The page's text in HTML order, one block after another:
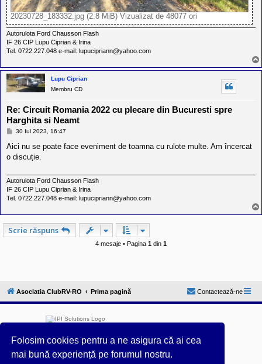
Folosim cookies pentru a ne asigura că ai cea
mai bună experiență pe forumul nostru.
20230728_183332.jpg (2.8 MiB) Vizualizat de 48077 ori
Autorulota Ford Chausson Flash
IF 26 CIP Lupu Ciprian & Irina
Tel. 0722.227.048 e-mail: lupucipriann@yahoo.com
Lupu Ciprian
Membru CD
Re: Circuit Romania 2022 cu plecare din Bucuresti spre
Harghita si Neamt
M
s
j
30 Iul 2023, 16:47
Aici nu se poate face eveniment de toamna cu rulote multe. Am încercat
o discuție.
Autorulota Ford Chausson Flash
IF 26 CIP Lupu Ciprian & Irina
Tel. 0722.227.048 e-mail: lupucipriann@yahoo.com
Scrie răspuns
4 mesaje • Pagina 1 din 1
Asociatia ClubRV-RO Prima pagină Contactează-ne